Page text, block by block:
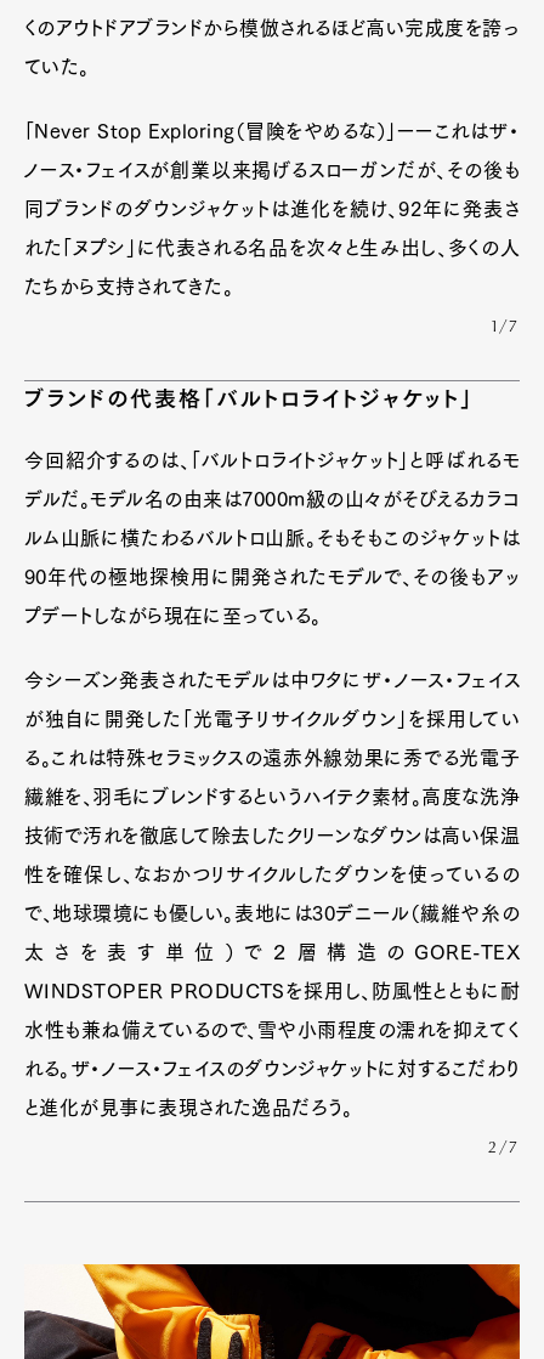
くのアウトドアブランドから模倣されるほど高い完成度を誇っ
ていた。
「Never Stop Exploring（冒険をやめるな）」ーーこれはザ・
ノース・フェイスが創業以来掲げるスローガンだが、その後も
同ブランドのダウンジャケットは進化を続け、92年に発表さ
れた「ヌプシ」に代表される名品を次々と生み出し、多くの人
たちから支持されてきた。
1/7
ブランドの代表格「バルトロライトジャケット」
今回紹介するのは、「バルトロライトジャケット」と呼ばれるモ
デルだ。モデル名の由来は7000m級の山々がそびえるカラコ
ルム山脈に横たわるバルトロ山脈。そもそもこのジャケットは
90年代の極地探検用に開発されたモデルで、その後もアッ
プデートしながら現在に至っている。
今シーズン発表されたモデルは中ワタにザ・ノース・フェイス
が独自に開発した「光電子リサイクルダウン」を採用してい
る。これは特殊セラミックスの遠赤外線効果に秀でる光電子
繊維を、羽毛にブレンドするというハイテク素材。高度な洗浄
技術で汚れを徹底して除去したクリーンなダウンは高い保温
性を確保し、なおかつリサイクルしたダウンを使っているの
で、地球環境にも優しい。表地には30デニール（繊維や糸の
太さを表す単位）で２層構造のGORE-TEX
WINDSTOPER PRODUCTSを採用し、防風性とともに耐
水性も兼ね備えているので、雪や小雨程度の濡れを抑えてく
れる。ザ・ノース・フェイスのダウンジャケットに対するこだわり
と進化が見事に表現された逸品だろう。
2/7